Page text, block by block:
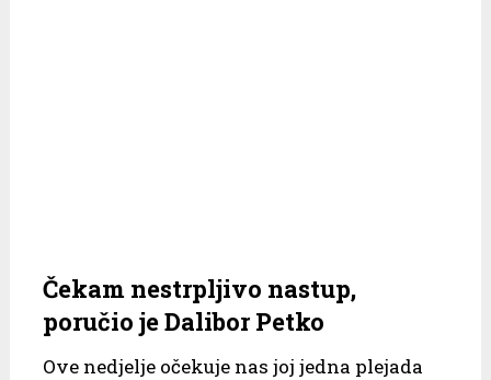
Čekam nestrpljivo nastup,
poručio je Dalibor Petko
Ove nedjelje očekuje nas joj jedna plejada